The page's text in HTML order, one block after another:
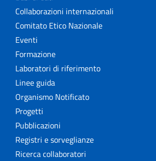
Collaborazioni internazionali
Comitato Etico Nazionale
Eventi
Formazione
Laboratori di riferimento
Linee guida
Organismo Notificato
Progetti
Pubblicazioni
Registri e sorveglianze
Ricerca collaboratori